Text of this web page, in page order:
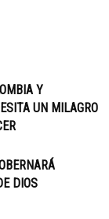
Y
UN MILAGRO
DIOS